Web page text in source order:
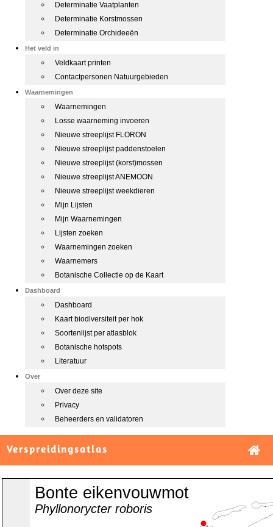
Determinatie Vaatplanten
Determinatie Korstmossen
Determinatie Orchideeën
Het veld in
Veldkaart printen
Contactpersonen Natuurgebieden
Waarnemingen
Waarnemingen
Losse waarneming invoeren
Nieuwe streeplijst FLORON
Nieuwe streeplijst paddenstoelen
Nieuwe streeplijst (korst)mossen
Nieuwe streeplijst ANEMOON
Nieuwe streeplijst weekdieren
Mijn Lijsten
Mijn Waarnemingen
Lijsten zoeken
Waarnemingen zoeken
Waarnemers
Botanische Collectie op de Kaart
Dashboard
Dashboard
Kaart biodiversiteit per hok
Soortenlijst per atlasblok
Botanische hotspots
Literatuur
Over
Over deze site
Privacy
Beheerders en validatoren
Verspreidingsatlas